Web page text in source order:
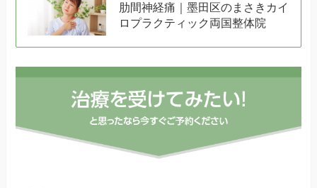
肋間神経痛｜墨田区のまさきカイ
ロプラクティック両国整体院